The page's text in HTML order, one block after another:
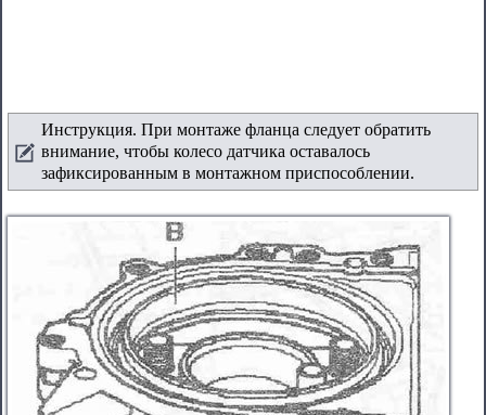
Инструкция. При монтаже фланца следует обратить
внимание, чтобы колесо датчика оставалось
зафиксированным в монтажном приспособлении.